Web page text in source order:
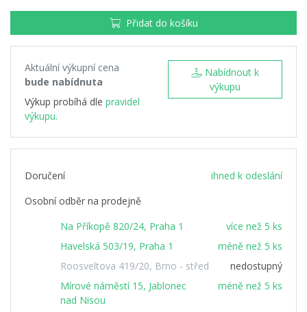
Přidat do košíku
Aktuální výkupní cena
bude nabídnuta
Výkup probíhá dle pravidel
výkupu.
výkupu
Doručení
ihned k odeslání
Osobní odběr na prodejně
Na Příkopě 820/24, Praha 1
více než 5 ks
Havelská 503/19, Praha 1
méně než 5 ks
Roosveltova 419/20, Brno - střed
nedostupný
Mírové náměstí 15, Jablonec
nad Nisou
méně než 5 ks